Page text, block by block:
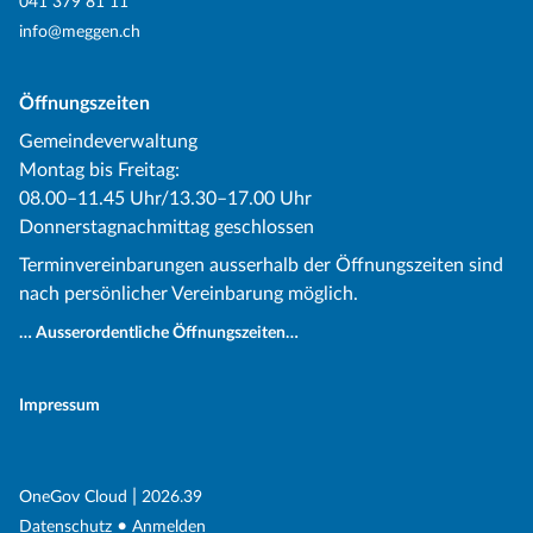
info@meggen.ch
Öffnungszeiten
Gemeindeverwaltung
Montag bis Freitag:
08.00–11.45 Uhr/13.30–17.00 Uhr
Donnerstagnachmittag geschlossen
Terminvereinbarungen ausserhalb der Öffnungszeiten sind
nach persönlicher Vereinbarung möglich.
… Ausserordentliche Öffnungszeiten…
Impressum
OneGov Cloud (External Link)
2026.39
Datenschutz (External Link)
Anmelden